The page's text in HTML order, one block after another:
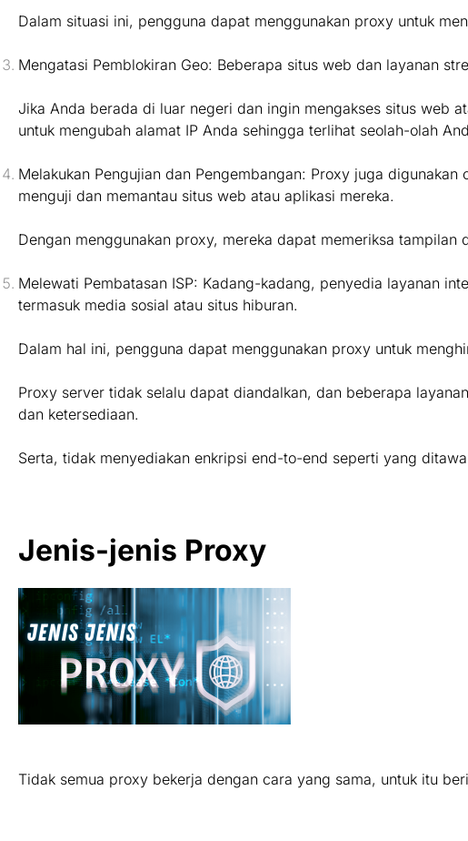
Dalam situasi ini, pengguna dapat menggunakan proxy untuk
Mengatasi Pemblokiran Geo: Beberapa situs web dan layanan
Jika Anda berada di luar negeri dan ingin mengakses situs web
untuk mengubah alamat IP Anda sehingga terlihat seolah-olah
Melakukan Pengujian dan Pengembangan: Proxy juga
menguji dan memantau situs web atau aplikasi mereka.
Dengan menggunakan proxy, mereka dapat memeriksa
Melewati Pembatasan ISP: Kadang-kadang, penyedia layanan
termasuk media sosial atau situs hiburan.
Dalam hal ini, pengguna dapat menggunakan proxy untuk
Proxy server tidak selalu dapat diandalkan, dan beberapa
dan ketersediaan.
Serta, tidak menyediakan enkripsi end-to-end seperti yang
Jenis-jenis Proxy
Tidak semua proxy bekerja dengan cara yang sama, untuk itu